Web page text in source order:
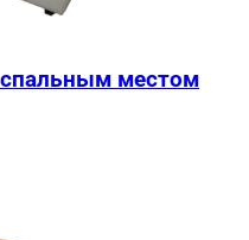
спальным местом